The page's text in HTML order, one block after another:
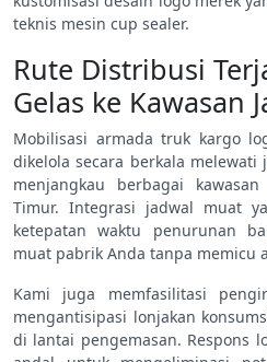
teknis mesin cup sealer.
Rute Distribusi
Gelas ke Kawasan
Mobilisasi armada truk kargo
dikelola secara berkala
menjangkau berbagai
Timur. Integrasi jadwal muat
ketepatan waktu penurunan
muat pabrik Anda tanpa memicu
Kami juga memfasilitasi
mengantisipasi lonjakan
di lantai pengemasan. Respons